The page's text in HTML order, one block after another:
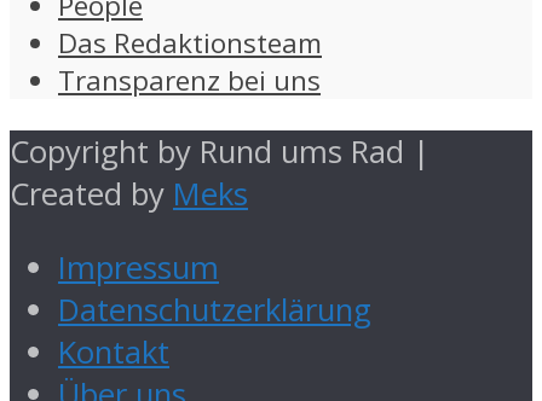
Das Redaktionsteam
Transparenz bei uns
Copyright by Rund ums Rad |
Created by Meks
Impressum
Datenschutzerklärung
Kontakt